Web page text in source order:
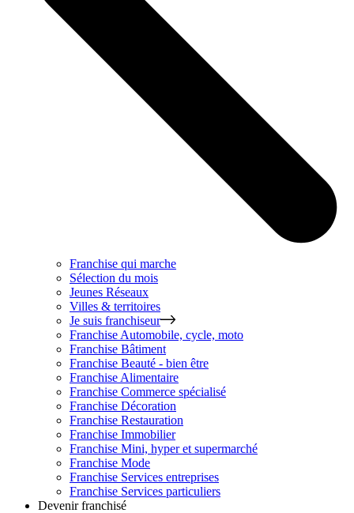
Franchise qui marche
Sélection du mois
Jeunes Réseaux
Villes & territoires
Je suis franchiseur
Franchise Automobile, cycle, moto
Franchise Bâtiment
Franchise Beauté - bien être
Franchise Alimentaire
Franchise Commerce spécialisé
Franchise Décoration
Franchise Restauration
Franchise Immobilier
Franchise Mini, hyper et supermarché
Franchise Mode
Franchise Services entreprises
Franchise Services particuliers
Devenir franchisé